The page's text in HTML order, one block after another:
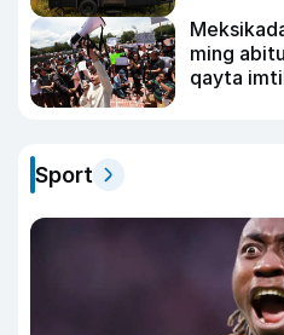
ming
qayta
Sport